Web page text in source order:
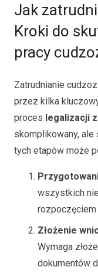
Jak
Kroki do
pracy
Zatrudnianie
przez kilka
proces legalizacji
skomplikowany, ale
tych etapów może
wszystkich
Złożenie
Wymaga
dokumentów